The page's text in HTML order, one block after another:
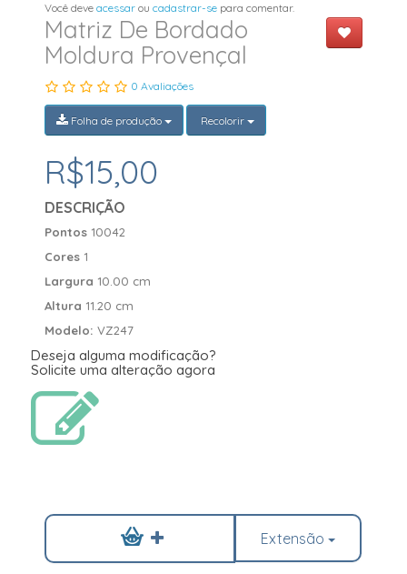
Você deveacessar oucadastrar-se para comentar.
Matriz De Bordado
Moldura Provençal
0 Avaliações
Folha de produção Recolorir
R$15,00
DESCRIÇÃO
Pontos 10042
Cores 1
Largura 10.00 cm
Altura 11.20 cm
Modelo: VZ247
Deseja alguma modificação?
Solicite uma alteração agora
Extensão